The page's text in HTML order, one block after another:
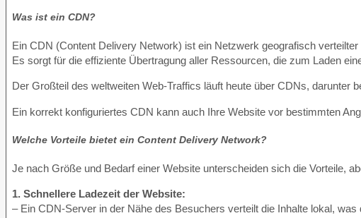
Was ist ein CDN?
Ein CDN (Content Delivery Network) ist ein Netzwerk geografisch
Es sorgt für die effiziente Übertragung aller Ressourcen, die zum Laden
Der Großteil des weltweiten Web-Traffics läuft heute über CDNs, darunter
Ein korrekt konfiguriertes CDN kann auch Ihre Website vor bestimmten
Welche Vorteile bietet ein Content Delivery Network?
Je nach Größe und Bedarf einer Website unterscheiden sich die Vorteile,
1. Schnellere Ladezeit der Website:
– Ein CDN-Server in der Nähe des Besuchers verteilt die Inhalte lokal,